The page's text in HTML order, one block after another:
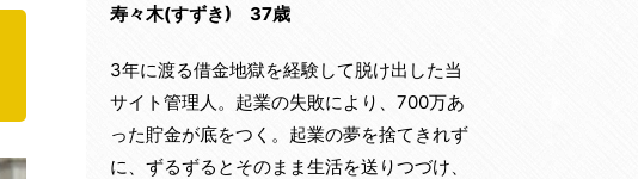
寿々木(すずき) 37歳
3年に渡る借金地獄を経験して脱け出した当
サイト管理人。起業の失敗により、700万あ
った貯金が底をつく。起業の夢を捨てきれず
に、ずるずるとそのまま生活を送りつづけ、